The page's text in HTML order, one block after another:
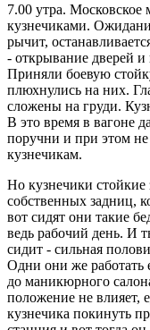
7.00 утра.
кузнечиками.
рычит,
- открывание дверей
Приняли боевую
плюхнулись на них.
сложены на груди.
В это время в вагоне
поручни и при этом
кузнечикам.
Но кузнечики
собственных задниц,
вот сидят они такие
ведь рабочий день. И
сидит - сильная
Одни они же
до маникюрного
положение не влияет,
кузнечика покинуть